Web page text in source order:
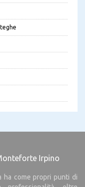
Irpino
ha come propri punti di